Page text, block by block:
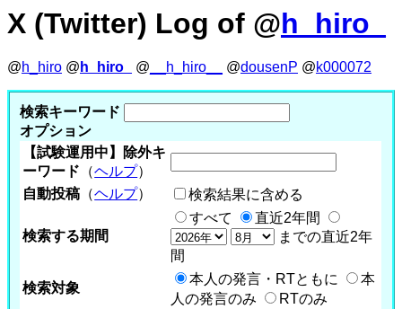
X (Twitter) Log of @h_hiro_
@h_hiro @ h_hiro_ @ __h_hiro__ @dousenP @k000072
検索キーワード
オプション
【試験運用中】除外キ
ーワード （ヘルプ）
自動投稿 （ヘルプ） 検索結果に含める
検索する期間
すべて
直近2年間
までの直近2年
間
検索対象
本人の発言・RTともに
本
人の発言のみ
RTのみ